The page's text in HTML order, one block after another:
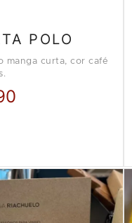
POLO
manga curta, cor café